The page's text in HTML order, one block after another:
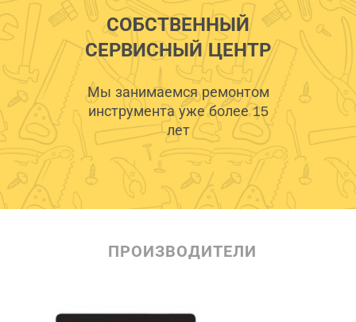
СОБСТВЕННЫЙ
СЕРВИСНЫЙ ЦЕНТР
Мы занимаемся ремонтом
инструмента уже более 15
лет
ПРОИЗВОДИТЕЛИ